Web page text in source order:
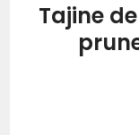
Tajine